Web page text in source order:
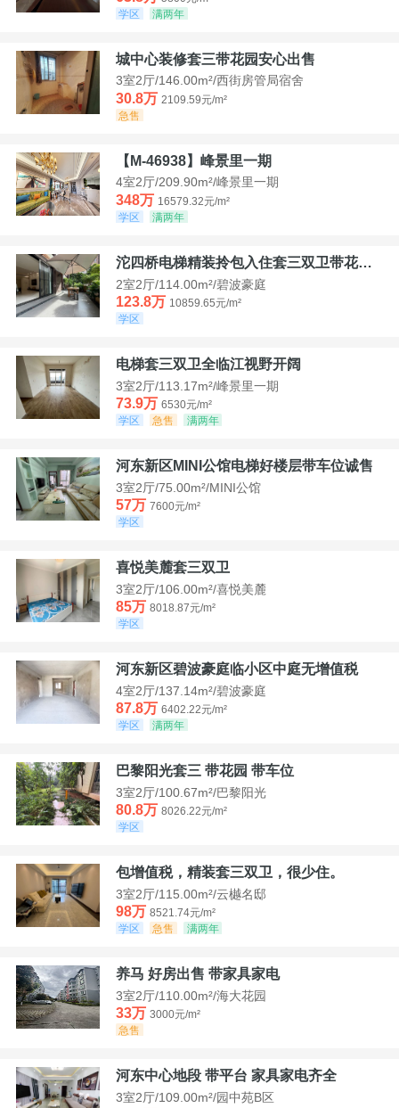
学区
满两年
城中心装修套三带花园安心出售
3室2厅/146.00m²/西街房管局宿舍
30.8万 2109.59元/m²
急售
【M-46938】峰景里一期
4室2厅/209.90m²/峰景里一期
348万 16579.32元/m²
学区
满两年
沱四桥电梯精装拎包入住套三双卫带花园40平米带车位
2室2厅/114.00m²/碧波豪庭
123.8万 10859.65元/m²
学区
电梯套三双卫全临江视野开阔
3室2厅/113.17m²/峰景里一期
73.9万 6530元/m²
学区
急售 满两年
河东新区MINI公馆电梯好楼层带车位诚售
3室2厅/75.00m²/MINI公馆
57万 7600元/m²
学区
喜悦美麓套三双卫
3室2厅/106.00m²/喜悦美麓
85万 8018.87元/m²
学区
河东新区碧波豪庭临小区中庭无增值税
4室2厅/137.14m²/碧波豪庭
87.8万 6402.22元/m²
学区
满两年
巴黎阳光套三 带花园 带车位
3室2厅/100.67m²/巴黎阳光
80.8万 8026.22元/m²
学区
包增值税，精装套三双卫，很少住。
3室2厅/115.00m²/云樾名邸
98万 8521.74元/m²
学区
急售 满两年
养马 好房出售 带家具家电
3室2厅/110.00m²/海大花园
33万 3000元/m²
急售
河东中心地段 带平台 家具家电齐全
3室2厅/109.00m²/园中苑B区